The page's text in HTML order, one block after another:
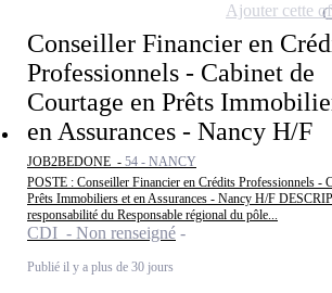
Conseiller Financier en
Professionnels - Cabinet de
Courtage en Prêts
en Assurances - Nancy H/F
JOB2BEDONE - 54 - NANCY
POSTE : Conseiller Financier en Crédits Professionnels -
Prêts Immobiliers et en Assurances - Nancy H/F
responsabilité du Responsable régional du pôle...
CDI - Non renseigné
Publié il y a plus de 30 jours
Ajouter cette